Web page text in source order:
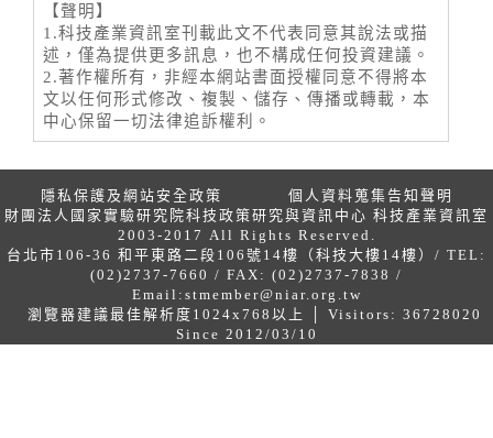
【聲明】
1.科技產業資訊室刊載此文不代表同意其說法或描
述，僅為提供更多訊息，也不構成任何投資建議。
2.著作權所有，非經本網站書面授權同意不得將本
文以任何形式修改、複製、儲存、傳播或轉載，本
中心保留一切法律追訴權利。
隱私保護及網站安全政策
個人資料蒐集告知聲明
財團法人國家實驗研究院科技政策研究與資訊中心 科技產業資訊室
2003-2017 All Rights Reserved.
台北市106-36 和平東路二段106號14樓（科技大樓14樓）/ TEL:
(02)2737-7660 / FAX: (02)2737-7838 /
Email: stmember@niar.org.tw
瀏覽器建議最佳解析度1024x768以上 │ Visitors: 36728020
Since 2012/03/10